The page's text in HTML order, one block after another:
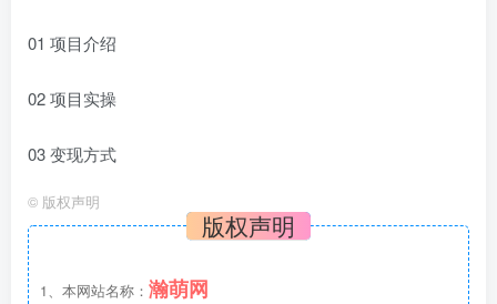
01 项目介绍
02 项目实操
03 变现方式
© 版权声明
版权声明
1、本网站名称： 瀚萌网